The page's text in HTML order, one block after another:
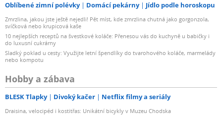
Oblíbené zimní polévky Domácí pekárny Jídlo podle horoskopu
Zmrzlina, jakou jste ještě nejedli! Pět míst, kde zmrzlina chutná jako gorgonzola,
svíčková nebo krupicová kaše
10 nejlepších receptů na švestkové koláče: Přenesou vás do kuchyně u babičky i
do luxusní cukrárny
Sladký poklad u cesty: Využijte letní špendlíky do tvarohového koláče, marmelády
nebo kompotu
Hobby a zábava
BLESK Tlapky Divoký kačer Netflix filmy a seriály
Draisina, velocipéd i kostitřas: Unikátní bicykly v Muzeu Chodska